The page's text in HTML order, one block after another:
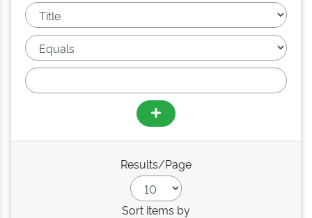
Results/Page
Sort items by